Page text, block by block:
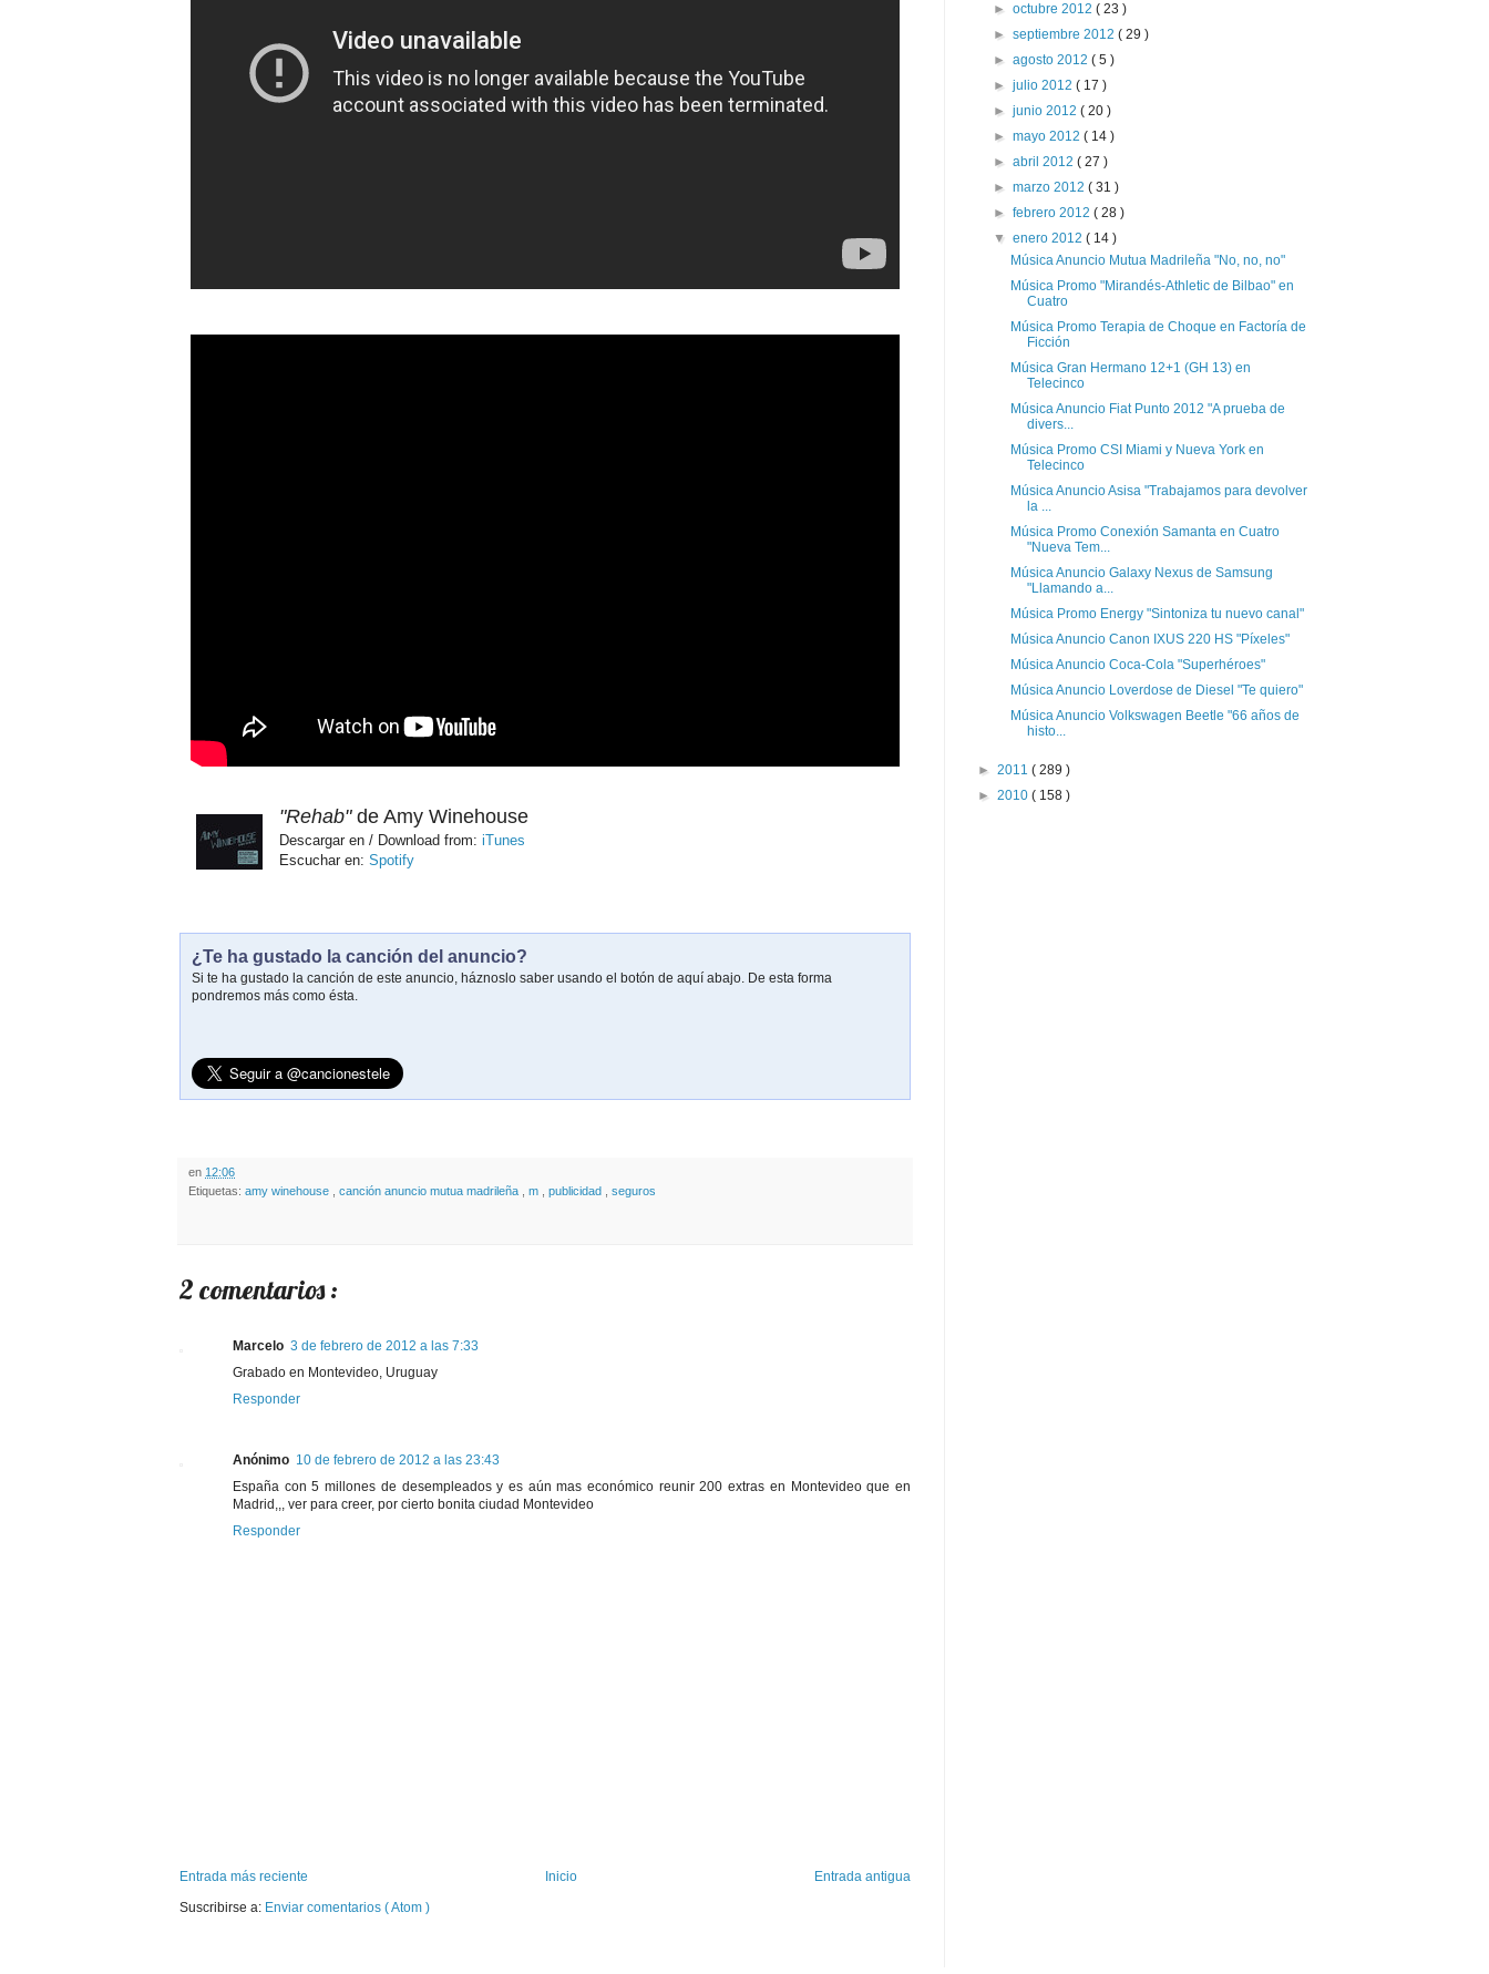
"Rehab"de Amy Winehouse
Descargar en / Download from: iTunes
Escuchar en: Spotify
¿Te ha gustado la canción del anuncio?
Si te ha gustado la canción de este anuncio, háznoslo saber usando el botón de aquí abajo. De esta forma
pondremos más como ésta.
en 12:06
Etiquetas: amy winehouse canción anuncio mutua madrileña m publicidad seguros
2 comentarios :
Marcelo 3 de febrero de 2012 a las 7:33
Grabado en Montevideo, Uruguay
Responder
Anónimo 10 de febrero de 2012 a las 23:43
España con 5 millones de desempleados y es aún mas económico reunir 200 extras en Montevideo que en
Madrid,,, ver para creer, por cierto bonita ciudad Montevideo
Responder
Entrada más reciente Entrada antigua
Inicio
Suscribirse a: Enviar comentarios ( Atom )
►octubre 2012( 23 )
►septiembre 2012( 29 )
►agosto 2012( 5 )
►julio 2012( 17 )
►junio 2012( 20 )
►mayo 2012( 14 )
►abril 2012( 27 )
►marzo 2012( 31 )
►febrero 2012( 28 )
▼enero 2012( 14 )
Música Anuncio Mutua Madrileña "No, no, no"
Música Promo "Mirandés-Athletic de Bilbao" en
Cuatro
Música Promo Terapia de Choque en Factoría de
Ficción
Música Gran Hermano 12+1 (GH 13) en
Telecinco
Música Anuncio Fiat Punto 2012 "A prueba de
divers...
Música Promo CSI Miami y Nueva York en
Telecinco
Música Anuncio Asisa "Trabajamos para devolver
la ...
Música Promo Conexión Samanta en Cuatro
"Nueva Tem...
Música Anuncio Galaxy Nexus de Samsung
"Llamando a...
Música Promo Energy "Sintoniza tu nuevo canal"
Música Anuncio Canon IXUS 220 HS "Píxeles"
Música Anuncio Coca-Cola "Superhéroes"
Música Anuncio Loverdose de Diesel "Te quiero"
Música Anuncio Volkswagen Beetle "66 años de
histo...
► 2011 ( 289 )
► 2010 ( 158 )